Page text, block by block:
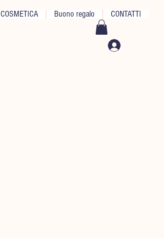
COSMETICA Buono regalo CONTATTI